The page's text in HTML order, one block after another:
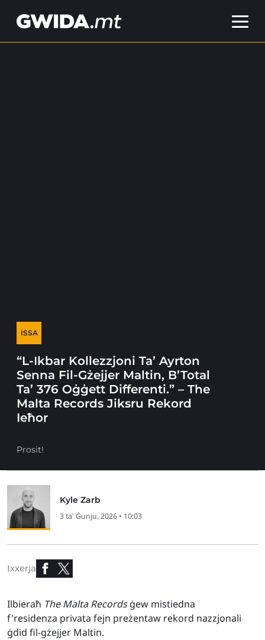
ISSA
“L-Ikbar Kollezzjoni Ta’ Ayrton
Senna Fil-Gżejjer Maltin, B’Total
Ta’ 376 Oġġett Differenti.” – The
Malta Records Jiksru Rekord
Ieħor
Prosit!
Kyle Zarb
3 ta' Ġunju, 2026 • 10:03
Ixxerja
Ilbieraħ The Malta Recordsġew mistiedna
f'residenza privata fejn preżentaw rekord nazzjonali
ġdid fil-gżejjer Maltin.